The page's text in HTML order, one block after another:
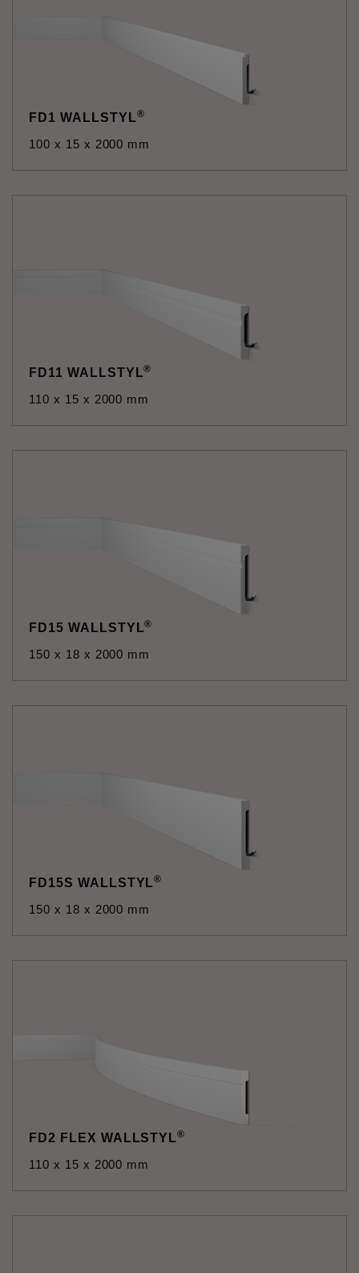
FD1 WALLSTYL®
100 x 15 x 2000 mm
FD11 WALLSTYL®
110 x 15 x 2000 mm
FD15 WALLSTYL®
150 x 18 x 2000 mm
FD15S WALLSTYL®
150 x 18 x 2000 mm
FD2 FLEX WALLSTYL®
110 x 15 x 2000 mm